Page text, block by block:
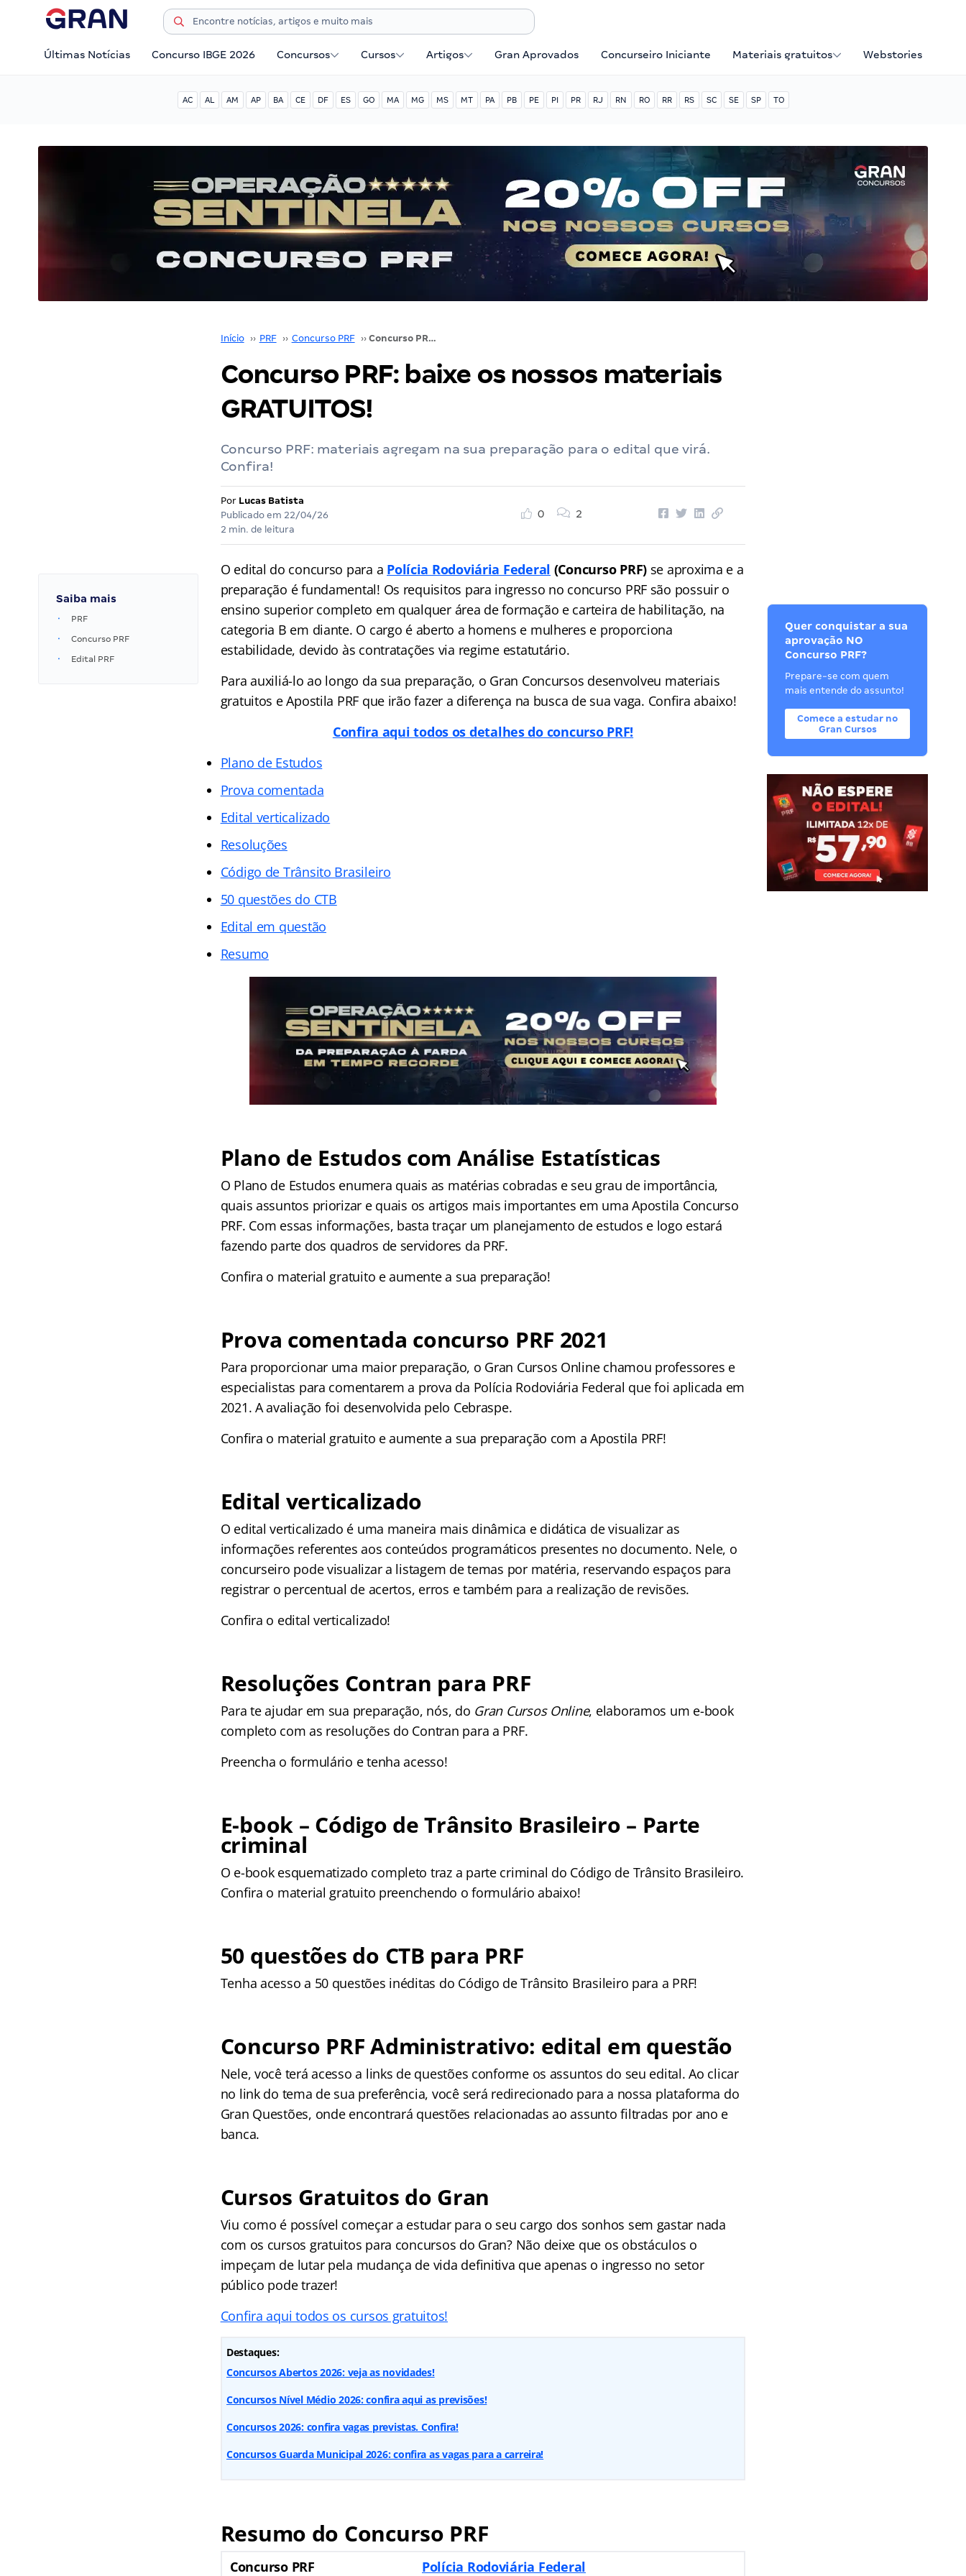
Últimas Notícias Concurso IBGE 2026 Concursos Cursos Artigos Gran Aprovados Concurseiro Iniciante Materiais gratuitos Webstories
AC AL AM AP BA CE DF ES GO MA MG MS MT PA PB PE PI PR RJ RN RO RR RS SC SE SP TO
Início ›› PRF ›› Concurso PRF ›› Concurso PRF: baixe os nossos materiais GRATUITOS!
Concurso PRF: baixe os nossos materiais
GRATUITOS!
Concurso PRF: materiais agregam na sua preparação para o edital que virá.
Confira!
Por Lucas Batista
Publicado em 22/04/26
2 min. de leitura
0 2
Saiba mais
PRF
Concurso PRF
Edital PRF
O edital do concurso para a Polícia Rodoviária Federal (Concurso PRF)se aproxima e a
preparação é fundamental! Os requisitos para ingresso no concurso PRF são possuir o
ensino superior completo em qualquer área de formação e carteira de habilitação, na
categoria B em diante. O cargo é aberto a homens e mulheres e proporciona
estabilidade, devido às contratações via regime estatutário.
Para auxiliá-lo ao longo da sua preparação, o Gran Concursos desenvolveu materiais
gratuitos e Apostila PRF que irão fazer a diferença na busca de sua vaga. Confira abaixo!
Confira aqui todos os detalhes do concurso PRF!
Plano de Estudos
Prova comentada
Edital verticalizado
Resoluções
Código de Trânsito Brasileiro
50 questões do CTB
Edital em questão
Resumo
Plano de Estudos com Análise Estatísticas
O Plano de Estudos enumera quais as matérias cobradas e seu grau de importância,
quais assuntos priorizar e quais os artigos mais importantes em uma Apostila Concurso
PRF. Com essas informações, basta traçar um planejamento de estudos e logo estará
fazendo parte dos quadros de servidores da PRF.
Confira o material gratuito e aumente a sua preparação!
Prova comentada concurso PRF 2021
Para proporcionar uma maior preparação, o Gran Cursos Online chamou professores e
especialistas para comentarem a prova da Polícia Rodoviária Federal que foi aplicada em
2021. A avaliação foi desenvolvida pelo Cebraspe.
Confira o material gratuito e aumente a sua preparação com a Apostila PRF!
Edital verticalizado
O edital verticalizado é uma maneira mais dinâmica e didática de visualizar as
informações referentes aos conteúdos programáticos presentes no documento. Nele, o
concurseiro pode visualizar a listagem de temas por matéria, reservando espaços para
registrar o percentual de acertos, erros e também para a realização de revisões.
Confira o edital verticalizado!
Resoluções Contran para PRF
Para te ajudar em sua preparação, nós, do Gran Cursos Online, elaboramos um e-book
completo com as resoluções do Contran para a PRF.
Preencha o formulário e tenha acesso!
E-book – Código de Trânsito Brasileiro – Parte
criminal
O e-book esquematizado completo traz a parte criminal do Código de Trânsito Brasileiro.
Confira o material gratuito preenchendo o formulário abaixo!
50 questões do CTB para PRF
Tenha acesso a 50 questões inéditas do Código de Trânsito Brasileiro para a PRF!
Concurso PRF Administrativo: edital em questão
Nele, você terá acesso a links de questões conforme os assuntos do seu edital. Ao clicar
no link do tema de sua preferência, você será redirecionado para a nossa plataforma do
Gran Questões, onde encontrará questões relacionadas ao assunto filtradas por ano e
banca.
Cursos Gratuitos do Gran
Viu como é possível começar a estudar para o seu cargo dos sonhos sem gastar nada
com os cursos gratuitos para concursos do Gran? Não deixe que os obstáculos o
impeçam de lutar pela mudança de vida definitiva que apenas o ingresso no setor
público pode trazer!
Confira aqui todos os cursos gratuitos!
Destaques:
Concursos Abertos 2026: veja as novidades!
Concursos Nível Médio 2026: confira aqui as previsões!
Concursos 2026: confira vagas previstas. Confira!
Concursos Guarda Municipal 2026: confira as vagas para a carreira!
Resumo do Concurso PRF
Concurso PRF Polícia Rodoviária Federal
Quer conquistar a sua
aprovação NO
Concurso PRF?
Prepare-se com quem
mais entende do assunto!
Comece a estudar no
Gran Cursos